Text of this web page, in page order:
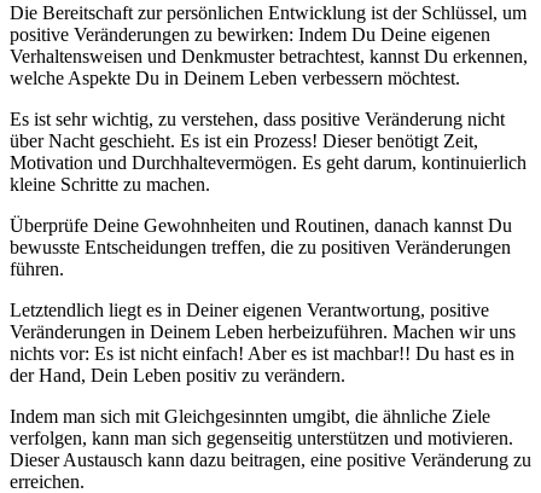
Die Bereitschaft zur persönlichen Entwicklung ist der Schlüssel, um
positive Veränderungen zu bewirken: Indem Du Deine eigenen
Verhaltensweisen und Denkmuster betrachtest, kannst Du erkennen,
welche Aspekte Du in Deinem Leben verbessern möchtest.
Es ist sehr wichtig, zu verstehen, dass positive Veränderung nicht
über Nacht geschieht. Es ist ein Prozess! Dieser benötigt Zeit,
Motivation und Durchhaltevermögen. Es geht darum, kontinuierlich
kleine Schritte zu machen.
Überprüfe Deine Gewohnheiten und Routinen, danach kannst Du
bewusste Entscheidungen treffen, die zu positiven Veränderungen
führen.
Letztendlich liegt es in Deiner eigenen Verantwortung, positive
Veränderungen in Deinem Leben herbeizuführen. Machen wir uns
nichts vor: Es ist nicht einfach! Aber es ist machbar!! Du hast es in
der Hand, Dein Leben positiv zu verändern.
Indem man sich mit Gleichgesinnten umgibt, die ähnliche Ziele
verfolgen, kann man sich gegenseitig unterstützen und motivieren.
Dieser Austausch kann dazu beitragen, eine positive Veränderung zu
erreichen.